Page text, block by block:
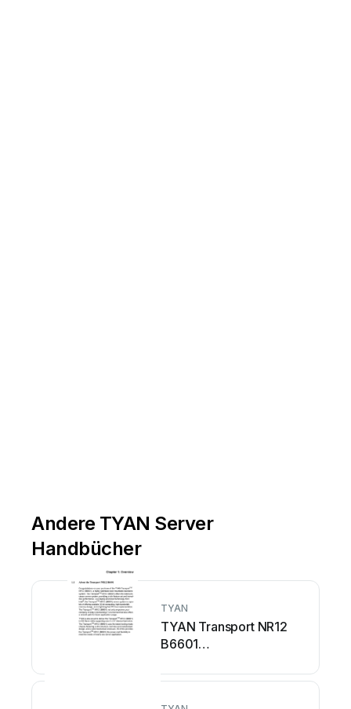
Andere TYAN Server
Handbücher
TYAN
TYAN Transport NR12
B6601